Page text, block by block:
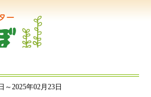
～2025年02月23日